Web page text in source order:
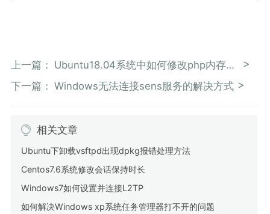
上一篇： Ubuntu18.04系统中如何修改php内存限制
下一篇： Windows无法连接sens服务的解决方式
相关文章
Ubuntu下卸载vsftpd出现dpkg报错处理方法
Centos7.6系统修改会话保持时长
Windows7如何设置并连接L2TP
如何解决Windows xp系统任务管理器打不开的问题